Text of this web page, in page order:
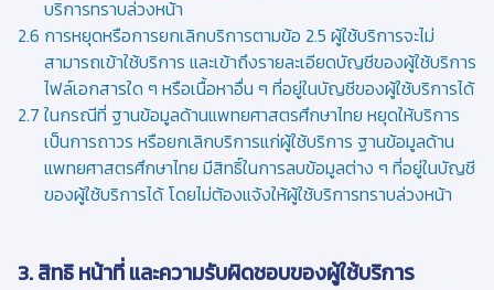
บริการทราบล่วงหน้า
การหยุดหรือการยกเลิกบริการตามข้อ 2.5 ผู้ใช้บริการจะไม่
สามารถเข้าใช้บริการ และเข้าถึงรายละเอียดบัญชีของผู้ใช้บริการ
ไฟล์เอกสารใด ๆ หรือเนื้อหาอื่น ๆ ที่อยู่ในบัญชีของผู้ใช้บริการได้
ในกรณีที่ ฐานข้อมูลด้านแพทยศาสตรศึกษาไทย หยุดให้บริการ
เป็นการถาวร หรือยกเลิกบริการแก่ผู้ใช้บริการ ฐานข้อมูลด้าน
แพทยศาสตรศึกษาไทย มีสิทธิ์ในการลบข้อมูลต่าง ๆ ที่อยู่ในบัญชี
ของผู้ใช้บริการได้ โดยไม่ต้องแจ้งให้ผู้ใช้บริการทราบล่วงหน้า
3. สิทธิ หน้าที่ และความรับผิดชอบของผู้ใช้บริการ